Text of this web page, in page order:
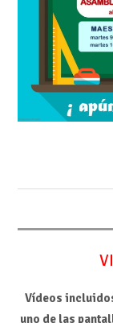
Vídeos
uno de las